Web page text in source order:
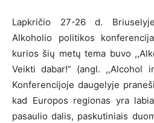
Lapkričio 27-26 d.
Alkoholio politikos
kurios šių metų tema buvo
Veikti dabar!” (angl. ,,Alcohol
Konferencijoje daugelyje
kad Europos regionas yra
pasaulio dalis, paskutiniais